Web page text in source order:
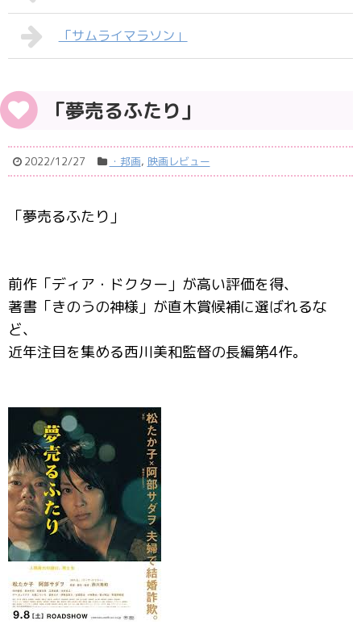
「サムライマラソン」
「夢売るふたり」
2022/12/27 ・邦画, 映画レビュー
「夢売るふたり」
前作「ディア・ドクター」が高い評価を得、
著書「きのうの神様」が直木賞候補に選ばれるな
ど、
近年注目を集める西川美和監督の長編第4作。